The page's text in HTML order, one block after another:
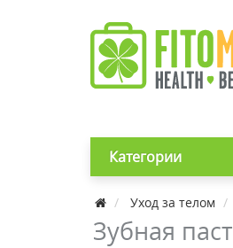
Категории
Уход за телом
Зубная